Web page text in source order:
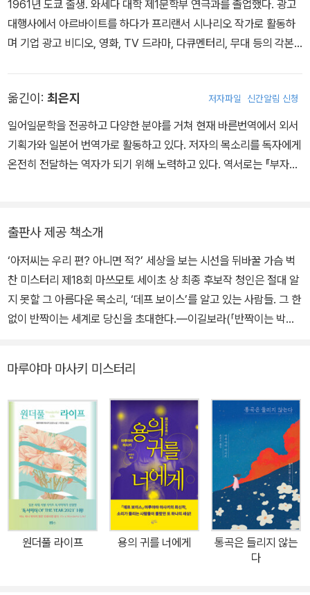
1961년 도쿄 출생. 와세다 대학 제1문학부 연극과를 졸업했다. 광고
대행사에서 아르바이트를 하다가 프리랜서 시나리오 작가로 활동하
며 기업 광고 비디오, 영화, TV 드라마, 다큐멘터리, 무대 등의 각본
트 독서미터가 선정한 ‘독서미터 OF THE YEAR 2021’ 1위!로 뽑힌
작품으로 경수 손상 장애를 가진 아내와 30년째 살며 세상과 인간을
관조해 온 작가만이 선사할 수 있는 마성의 미스터리다. 그 외 작품으
로 『표류하는 아이』, 『형사 이즈모리의 고고한 얼굴』, 『용의 귀를 너
옮긴이: 최은지 저자파일 신간알림 신청
일어일문학을 전공하고 다양한 분야를 거쳐 현재 바른번역에서 외서
기획가와 일본어 번역가로 활동하고 있다. 저자의 목소리를 독자에게
온전히 전달하는 역자가 되기 위해 노력하고 있다. 역서로는 『부자는
출판사 제공 책소개
‘아저씨는 우리 편? 아니면 적?’ 세상을 보는 시선을 뒤바꿀 가슴 벅
찬 미스터리 제18회 마쓰모토 세이초 상 최종 후보작 청인은 절대 알
지 못할 그 아름다운 목소리, ‘데프 보이스’를 알고 있는 사람들. 그 한
없이 반짝이는 세계로 당신을 초대한다.―이길보라(「반짝이는 박수
미스터리 『데프 보이스 - 법정의 수화 통역사』가 황금가지에서 출간
되었다. 촘촘하고 탄탄한 플롯을 바탕으로 청각장애의 세계를 세밀하
게 포착한 이 소설은 400여 편의 응모작이 쏟아진 제18회 마쓰모토
세이초 상에서 치열한 경쟁을 뚫고 단 4편에 불과한 최종 후보작에
선정되었고, 출간 후 ‘코다’를 비롯하여 대중에게 낯선 농문화(聾文
化)에 대한 시야를 트이게 했다는 호평을 받으며 독자들의 입소문을
탔다. 코다(CODA)란 ‘Children of Deaf Adults’의 줄임말로 농인
부모에게서 태어나 자란 청인 아이를 일컫는다. 코다인 수화 통역사
주인공의 시각에서 담담하게 풀려 나가는 이야기는 청각장애를 안고
살아가는 사람들의 현실을 세세하게 보여 주며 깊은 시사점과 진한
마루야마 마사키 미스터리
원더풀 라이프 용의 귀를 너에게
통곡은 들리지 않는
다